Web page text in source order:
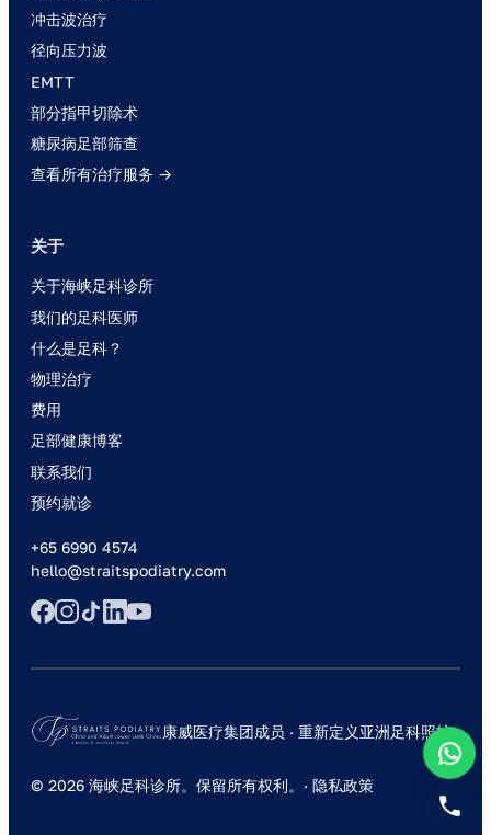
冲击波治疗
径向压力波
EMTT
部分指甲切除术
糖尿病足部筛查
查看所有治疗服务 →
关于
关于海峡足科诊所
我们的足科医师
什么是足科？
物理治疗
费用
足部健康博客
联系我们
预约就诊
+65 6990 4574
hello@straitspodiatry.com
康威医疗集团成员 · 重新定义亚洲足科照护
© 2026 海峡足科诊所。保留所有权利。· 隐私政策